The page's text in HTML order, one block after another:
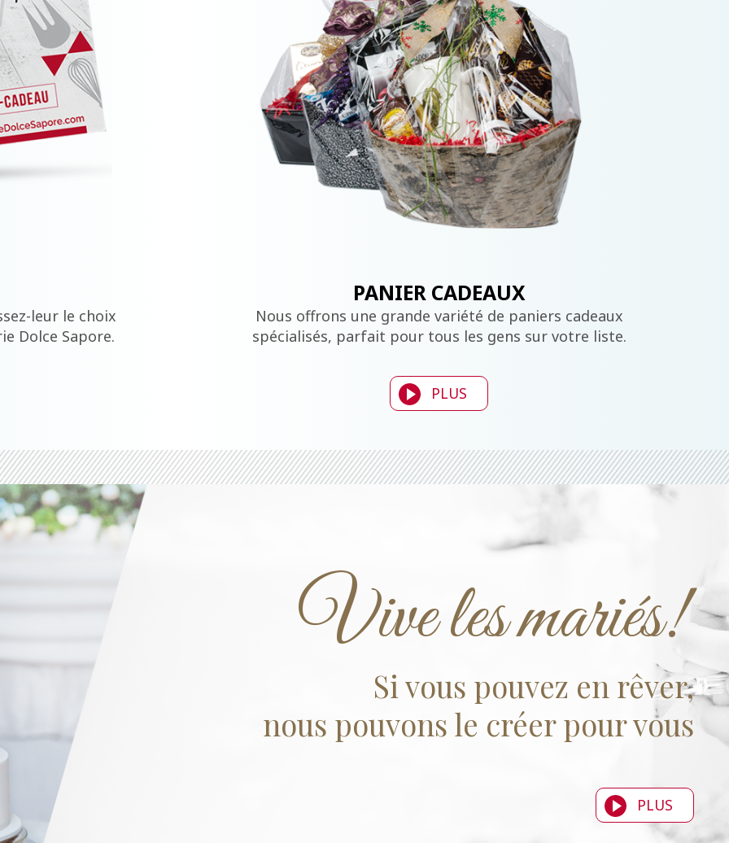
leur le choix
Dolce Sapore.
PANIER CADEAUX
Nous offrons une grande variété de paniers cadeaux
spécialisés, parfait pour tous les gens sur votre liste.
PLUS
Vive les mariés!
Si vous pouvez en rêver,
nous pouvons le créer pour vous
PLUS